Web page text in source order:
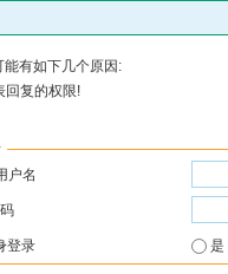
有如下几个原因:
回复的权限!
户名
登录